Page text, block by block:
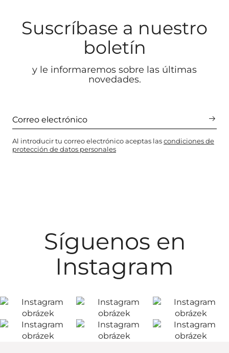
Suscríbase a nuestro
boletín
y le informaremos sobre las últimas
novedades.
Al introducir tu correo electrónico aceptas lascondiciones de
protección de datos personales
Síguenos en
Instagram